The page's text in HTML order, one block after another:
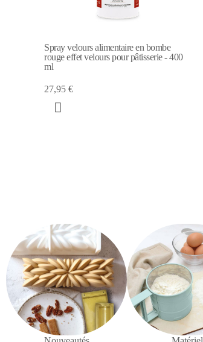
Spray velours alimentaire en bombe bleu
polaire effet velours pour pâtisserie - 400
ml
27,95 €